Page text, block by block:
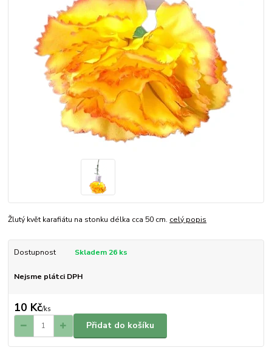
Žlutý květ karafiátu na stonku délka cca 50 cm. celý popis
Dostupnost Skladem 26 ks
Nejsme plátci DPH
10 Kč/ks
Přidat do košíku